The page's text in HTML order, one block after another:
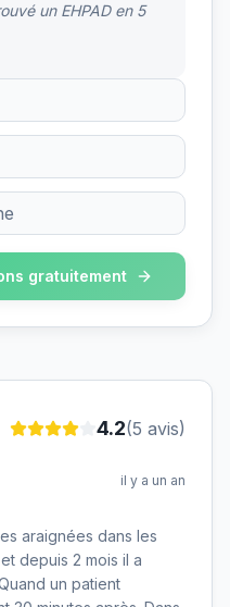
un EHPAD en 5
gratuitement
4.2(5 avis)
il y a un an
araignées dans les
depuis 2 mois il a
un patient